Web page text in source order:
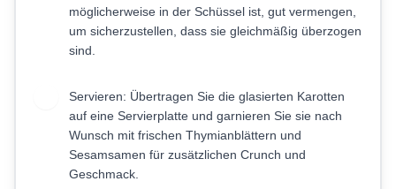
möglicherweise in der Schüssel ist, gut vermengen,
um sicherzustellen, dass sie gleichmäßig überzogen
sind.
Servieren: Übertragen Sie die glasierten Karotten
auf eine Servierplatte und garnieren Sie sie nach
Wunsch mit frischen Thymianblättern und
Sesamsamen für zusätzlichen Crunch und
Geschmack.